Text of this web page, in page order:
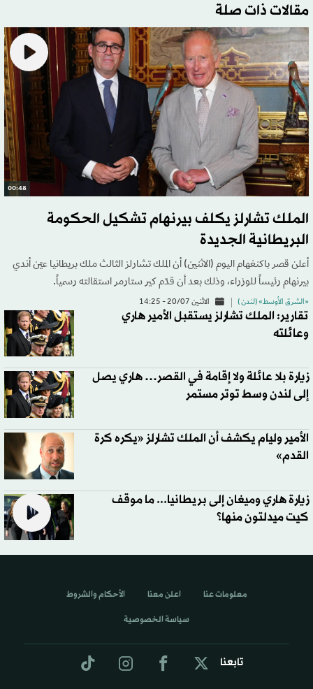
مقالات ذات صلة
00:48
الملك تشارلز يكلف بيرنهام تشكيل الحكومة
البريطانية الجديدة
أعلن قصر باكنغهام اليوم (الاثنين) أن الملك تشارلز الثالث ملك بريطانيا عيّن أندي
بيرنهام رئيساً للوزراء، وذلك بعد أن قدّم كير ستارمر استقالته رسمياً.
«الشرق الأوسط» (لندن ) الاثنين 20/07 - 14:25
تقارير: الملك تشارلز يستقبل الأمير هاري
وعائلته
زيارة بلا عائلة ولا إقامة في القصر… هاري يصل
إلى لندن وسط توتر مستمر
الأمير وليام يكشف أن الملك تشارلز «يكره كرة
القدم»
زيارة هاري وميغان إلى بريطانيا... ما موقف
كيت ميدلتون منها؟
تابعنا
معلومات عنا اعلن معنا الأحكام والشروط
سياسة الخصوصية